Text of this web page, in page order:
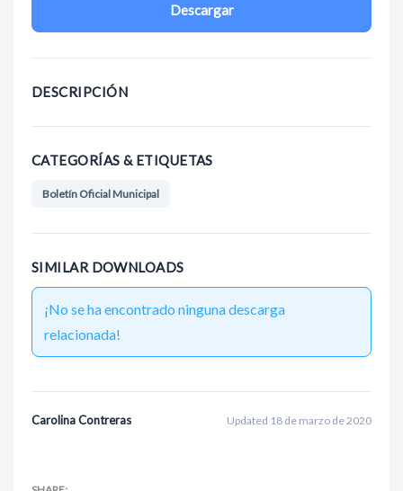
Descargar
DESCRIPCIÓN
CATEGORÍAS & ETIQUETAS
Boletín Oficial Municipal
SIMILAR DOWNLOADS
¡No se ha encontrado ninguna descarga
relacionada!
Carolina Contreras Updated 18 de marzo de 2020